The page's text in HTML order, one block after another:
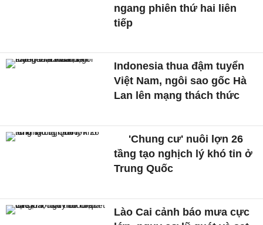
ngang phiên thứ hai liên
tiếp
Indonesia thua đậm tuyển
Việt Nam, ngôi sao gốc Hà
Lan lên mạng thách thức
'Chung cư' nuôi lợn 26
tầng tạo nghịch lý khó tin ở
Trung Quốc
Lào Cai cảnh báo mưa cực